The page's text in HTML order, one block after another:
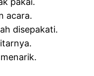
acara.
disepakati.